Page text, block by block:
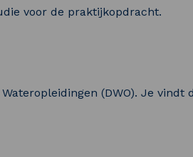
voor de praktijkopdracht.
(DWO). Je vindt